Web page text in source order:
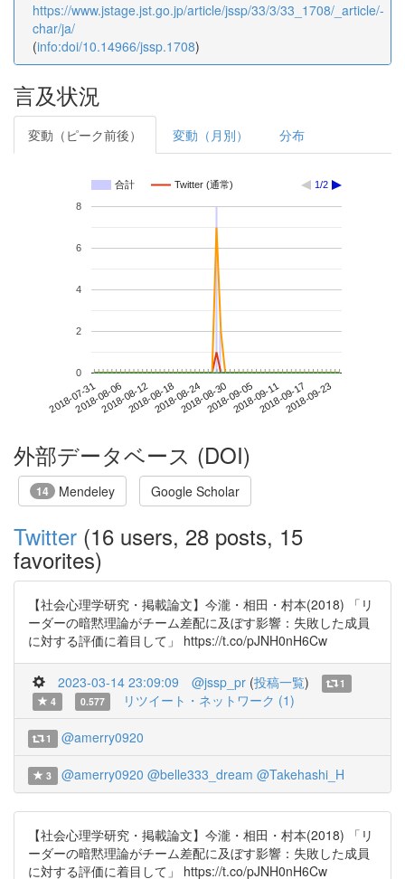
https://www.jstage.jst.go.jp/article/jssp/33/3/33_1708/_article/-
char/ja/
(info:doi/10.14966/jssp.1708)
言及状況
変動（ピーク前後） 変動（月別） 分布
合計 Twitter (通常) 1/2
2018-07-312018-08-062018-08-122018-08-182018-08-242018-08-302018-09-052018-09-112018-09-172018-09-23
0
2
4
6
8
外部データベース (DOI)
14 Mendeley Google Scholar
Twitter (16 users, 28 posts, 15
favorites)
【社会心理学研究・掲載論文】今瀧・相田・村本(2018) 「リ
ーダーの暗黙理論がチーム差配に及ぼす影響：失敗した成員
に対する評価に着目して」 https://t.co/pJNH0nH6Cw
2023-03-14 23:09:09 @jssp_pr (投稿一覧)
1
4
0.577 リツイート・ネットワーク (1)
1 @amerry0920
3 @amerry0920 @belle333_dream @Takehashi_H
【社会心理学研究・掲載論文】今瀧・相田・村本(2018) 「リ
ーダーの暗黙理論がチーム差配に及ぼす影響：失敗した成員
に対する評価に着目して」 https://t.co/pJNH0nH6Cw